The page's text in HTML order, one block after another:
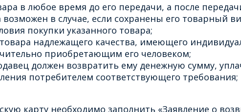
в любое время до его передачи, а после
в случае, если сохранены его товарный
покупки указанного товара;
надлежащего качества, имеющего
приобретающим его человеком;
должен возвратить ему денежную сумму,
потребителем соответствующего требования;
карту необходимо заполнить «Заявление о